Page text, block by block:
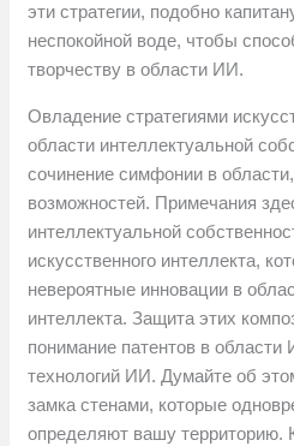
эти стратегии, подобно
неспокойной воде, чтобы
творчеству в области ИИ.
Овладение стратегиями
области интеллектуальной
сочинение симфонии в
возможностей. Примечания
интеллектуальной
искусственного интеллекта,
невероятные инновации в
интеллекта. Защита этих
понимание патентов в
технологий ИИ. Думайте об
замка стенами, которые
определяют вашу территорию.